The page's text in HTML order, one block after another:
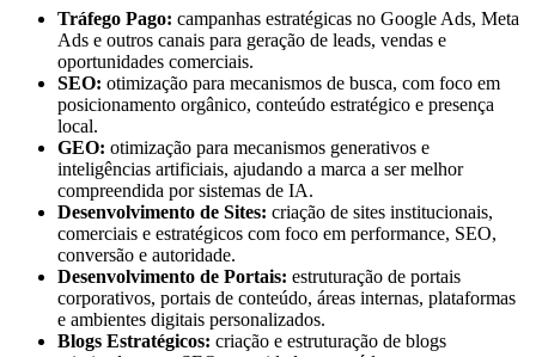
Tráfego Pago: campanhas estratégicas no Google Ads, Meta
Ads e outros canais para geração de leads, vendas e
oportunidades comerciais.
SEO: otimização para mecanismos de busca, com foco em
posicionamento orgânico, conteúdo estratégico e presença
local.
GEO: otimização para mecanismos generativos e
inteligências artificiais, ajudando a marca a ser melhor
compreendida por sistemas de IA.
Desenvolvimento de Sites: criação de sites institucionais,
comerciais e estratégicos com foco em performance, SEO,
conversão e autoridade.
Desenvolvimento de Portais: estruturação de portais
corporativos, portais de conteúdo, áreas internas, plataformas
e ambientes digitais personalizados.
Blogs Estratégicos: criação e estruturação de blogs